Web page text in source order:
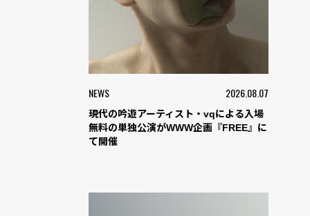
NEWS 2026.08.07
現代の吟遊アーティスト・vqによる入場
無料の単独公演がWWW企画『FREE』に
て開催